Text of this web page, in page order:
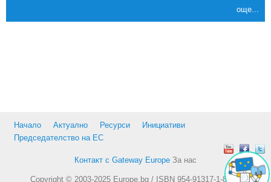
още...
Начало Актуално Ресурси
Инициативи
Председателство на ЕС
Контакт с Gateway Europe За нас
Copyright © 2003-2025 Europe.bg / ISBN 954-91317-1-8